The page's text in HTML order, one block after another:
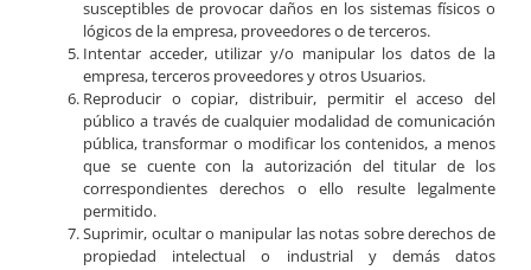
susceptibles de provocar daños en los sistemas físicos o
lógicos de la empresa, proveedores o de terceros.
Intentar acceder, utilizar y/o manipular los datos de la
empresa, terceros proveedores y otros Usuarios.
Reproducir o copiar, distribuir, permitir el acceso del
público a través de cualquier modalidad de comunicación
pública, transformar o modificar los contenidos, a menos
que se cuente con la autorización del titular de los
correspondientes derechos o ello resulte legalmente
permitido.
Suprimir, ocultar o manipular las notas sobre derechos de
propiedad intelectual o industrial y demás datos